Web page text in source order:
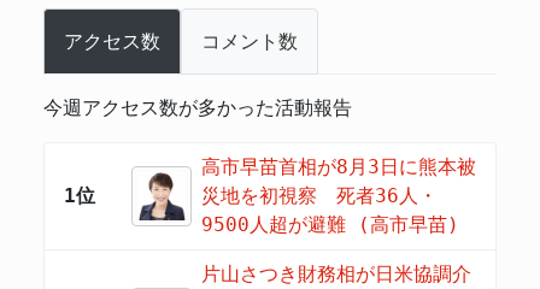
アクセス数 コメント数
今週アクセス数が多かった活動報告
1位
高市早苗首相が8月3日に熊本被
災地を初視察 死者36人・
9500人超が避難 (高市早苗)
片山さつき財務相が日米協調介